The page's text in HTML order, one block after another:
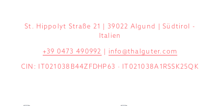
St. Hippolyt Straße 21 | 39022 Algund | Südtirol -
Italien
+39 0473 490992 info@thalguter.com
CIN: IT021038B44ZFDHP63 · IT021038A1RSSK25QK